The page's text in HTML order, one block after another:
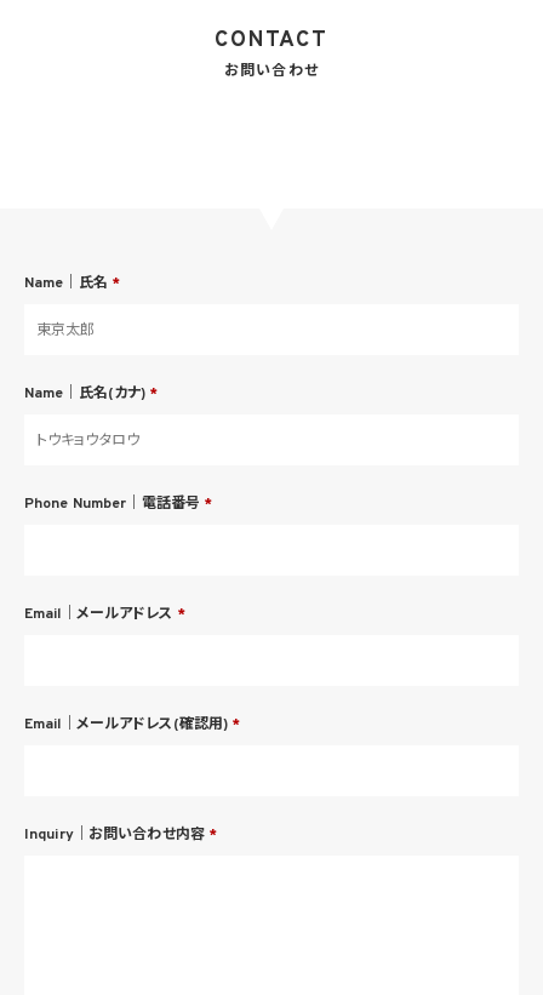
CONTACT
お問い合わせ
Name｜氏名 *
Name｜氏名(カナ) *
Phone Number｜電話番号 *
Email｜メールアドレス *
Email｜メールアドレス(確認用) *
Inquiry｜お問い合わせ内容 *